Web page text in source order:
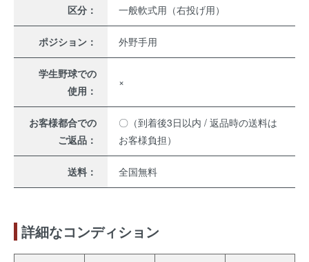
区分： 一般軟式用（右投げ用）
ポジション： 外野手用
学生野球での
使用：
×
お客様都合での
ご返品：
〇（到着後3日以内 / 返品時の送料は
お客様負担）
送料： 全国無料
詳細なコンディション